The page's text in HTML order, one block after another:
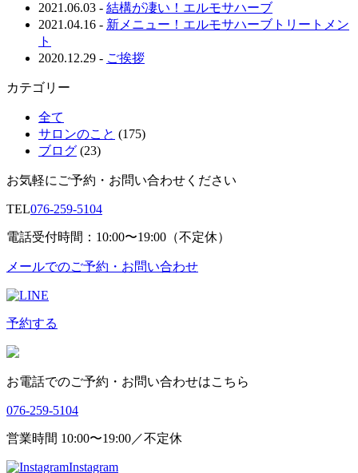
2021.06.03 - 結構が凄い！エルモサハーブ
2021.04.16 - 新メニュー！エルモサハーブトリートメン
ト
2020.12.29 - ご挨拶
カテゴリー
全て
サロンのこと (175)
ブログ (23)
お気軽にご予約・お問い合わせください
TEL076-259-5104
電話受付時間：10:00〜19:00（不定休）
メールでのご予約・お問い合わせ
予約する
お電話でのご予約・お問い合わせはこちら
076-259-5104
営業時間 10:00〜19:00／不定休
Instagram